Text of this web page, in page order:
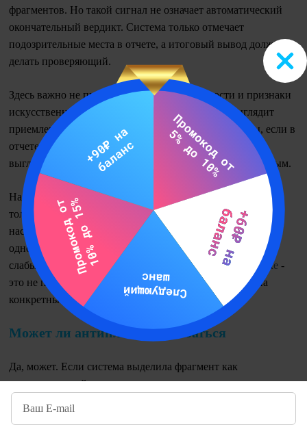
фрагментов. Но такой сигнал не означает автоматический
окончательный вердикт. Система только отмечает
подозрительные места в отчете, а итоговый вывод должен
делать проверяющий.
Здесь важно не путать процент оригинальности и признаки
искусственной генерации. Даже если процент выглядит
приемлемо, работа все равно может вызвать вопросы, если в
отчете есть подозрительные фрагменты или сам текст
выглядит шаблонным, неубедительным и плохо связанным.
На практике преподаватель или проверяющий смотрит не
только на саму пометку, но и на содержание работы:
насколько логично изложен материал, нет ли повторов
одной и той же мысли, противоречий, пустых абзацев и
слабых выводов. Поэтому
вузовской проверке -
это не приговор, а сигнал внимательнее посмотреть на
конкретные фрагменты текста.
Может ли антиплагиат ошибаться
Да, может. Если система выделила фрагмент как
подозрительный, это еще не означает, что текст точно